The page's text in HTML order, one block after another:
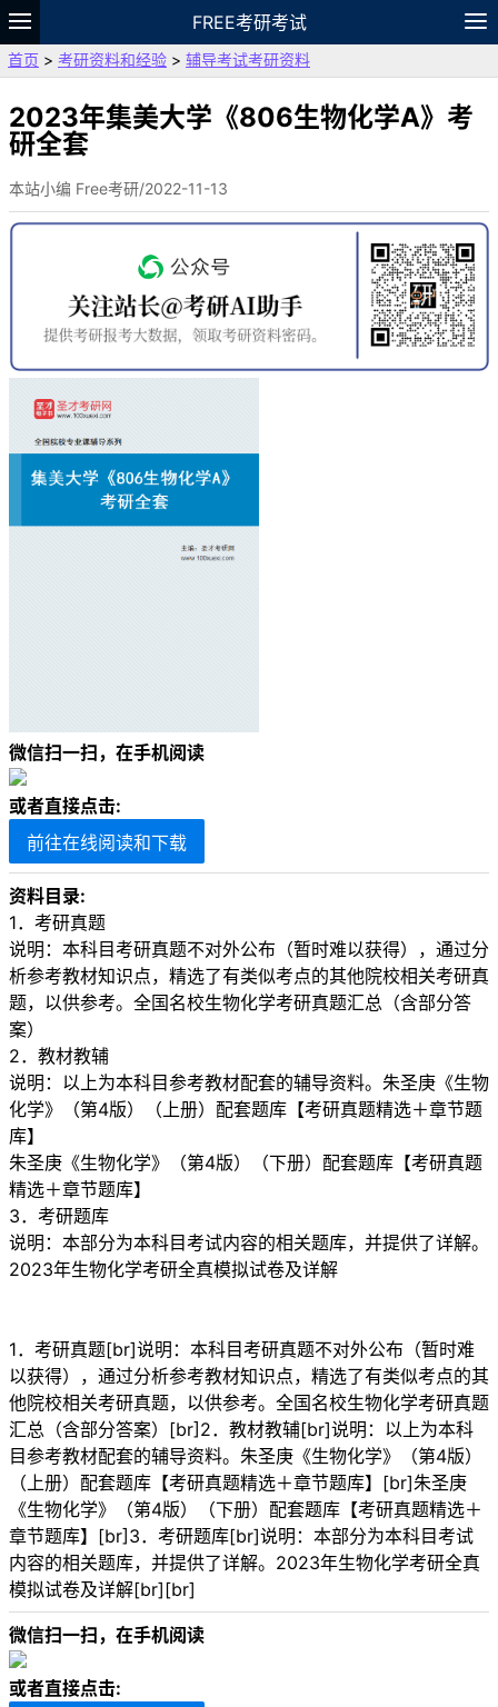
FREE考研考试
题库
故事 专题 APP 笔记
VIP
资料
首页 > 考研资料和经验 > 辅导考试考研资料
2023年集美大学《806生物化学A》考
研全套
本站小编 Free考研/2022-11-13
微信扫一扫，在手机阅读
或者直接点击:
前往在线阅读和下载
资料目录:
1．考研真题
说明：本科目考研真题不对外公布（暂时难以获得），通过分
析参考教材知识点，精选了有类似考点的其他院校相关考研真
题，以供参考。全国名校生物化学考研真题汇总（含部分答
案）
2．教材教辅
说明：以上为本科目参考教材配套的辅导资料。朱圣庚《生物
化学》（第4版）（上册）配套题库【考研真题精选＋章节题
库】
朱圣庚《生物化学》（第4版）（下册）配套题库【考研真题
精选＋章节题库】
3．考研题库
说明：本部分为本科目考试内容的相关题库，并提供了详解。
2023年生物化学考研全真模拟试卷及详解
1．考研真题[br]说明：本科目考研真题不对外公布（暂时难
以获得），通过分析参考教材知识点，精选了有类似考点的其
他院校相关考研真题，以供参考。全国名校生物化学考研真题
汇总（含部分答案）[br]2．教材教辅[br]说明：以上为本科
目参考教材配套的辅导资料。朱圣庚《生物化学》（第4版）
（上册）配套题库【考研真题精选＋章节题库】[br]朱圣庚
《生物化学》（第4版）（下册）配套题库【考研真题精选＋
章节题库】[br]3．考研题库[br]说明：本部分为本科目考试
内容的相关题库，并提供了详解。2023年生物化学考研全真
模拟试卷及详解[br][br]
微信扫一扫，在手机阅读
或者直接点击: